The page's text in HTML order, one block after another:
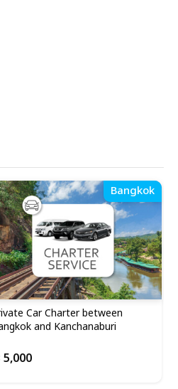
Bangkok
Car Charter between
and Kanchanaburi
5,000